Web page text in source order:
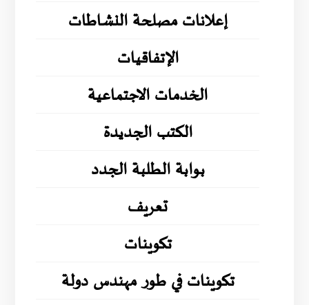
إعلانات مصلحة النشاطات
الإتفاقيات
الخدمات الاجتماعية
الكتب الجديدة
بوابة الطلبة الجدد
تعريف
تكوينات
تكوينات في طور مهندس دولة